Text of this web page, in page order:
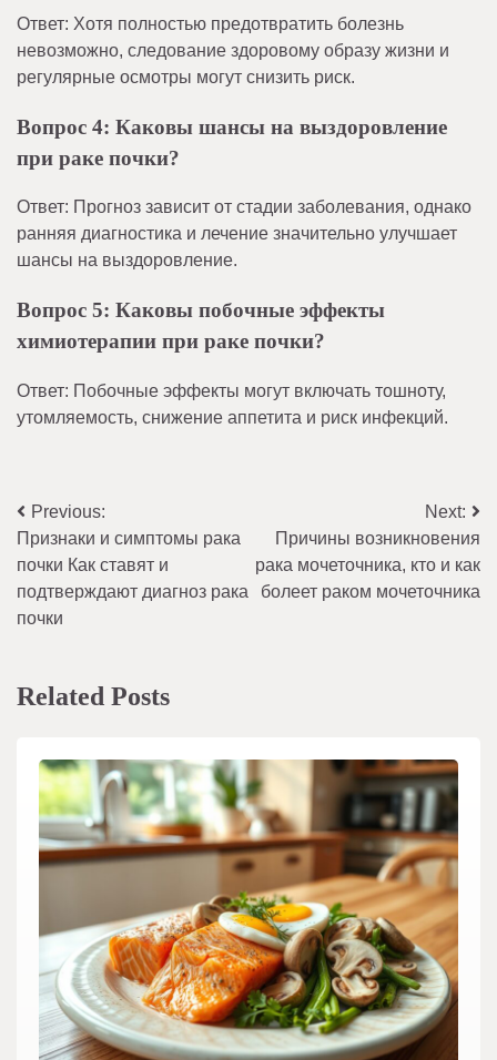
Ответ: Хотя полностью предотвратить болезнь
невозможно, следование здоровому образу жизни и
регулярные осмотры могут снизить риск.
Вопрос 4: Каковы шансы на выздоровление
при раке почки?
Ответ: Прогноз зависит от стадии заболевания, однако
ранняя диагностика и лечение значительно улучшает
шансы на выздоровление.
Вопрос 5: Каковы побочные эффекты
химиотерапии при раке почки?
Ответ: Побочные эффекты могут включать тошноту,
утомляемость, снижение аппетита и риск инфекций.
Навигация
по
записям
Previous:
Признаки и симптомы рака
почки Как ставят и
подтверждают диагноз рака
почки
Next:
Причины возникновения
рака мочеточника, кто и как
болеет раком мочеточника
Related Posts